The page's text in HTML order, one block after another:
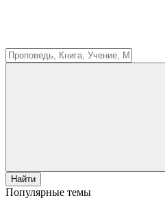
Найти
Популярные темы